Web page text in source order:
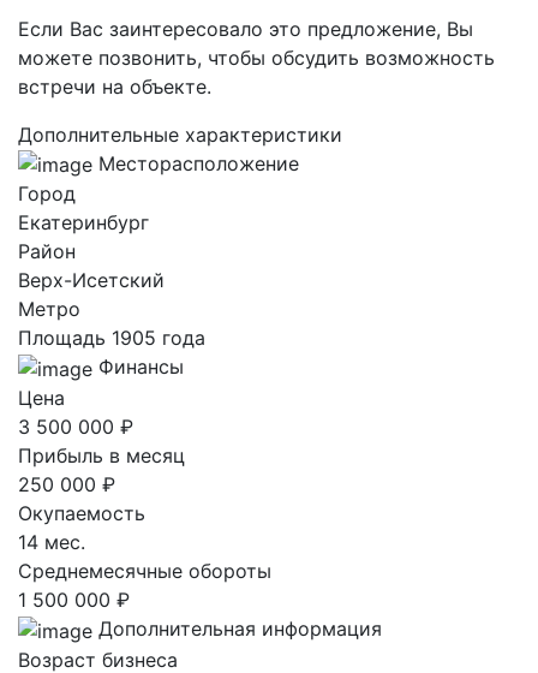
Если Вас заинтересовало это предложение, Вы
можете позвонить, чтобы обсудить возможность
встречи на объекте.
Дополнительные характеристики
Месторасположение
Город
Екатеринбург
Район
Верх-Исетский
Метро
Площадь 1905 года
Финансы
Цена
3 500 000 ₽
Прибыль в месяц
250 000 ₽
Окупаемость
14 мес.
Среднемесячные обороты
1 500 000 ₽
Дополнительная информация
Возраст бизнеса